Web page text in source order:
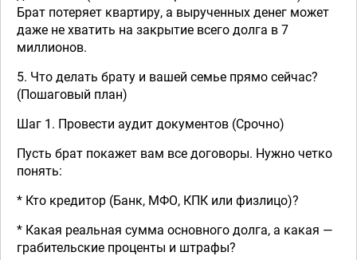
Брат потеряет квартиру, а вырученных денег может
даже не хватить на закрытие всего долга в 7
миллионов.
5. Что делать брату и вашей семье прямо сейчас?
(Пошаговый план)
Шаг 1. Провести аудит документов (Срочно)
Пусть брат покажет вам все договоры. Нужно четко
понять:
* Кто кредитор (Банк, МФО, КПК или физлицо)?
* Какая реальная сумма основного долга, а какая —
грабительские проценты и штрафы?